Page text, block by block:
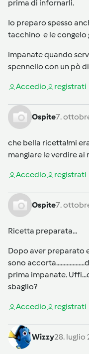
prima di infornarli.
Io preparo spesso
tacchino e le congelo
impanate quando
spennello con un pò
Accedio registrati
Ospite7.
che bella ricetta!mi
mangiare le verdire ai
Accedio registrati
Ospite7.
Ricetta preparata...
Dopo aver preparato
sono
prima impanate.
sbaglio?
Accedio registrati
Wizzy28. luglio